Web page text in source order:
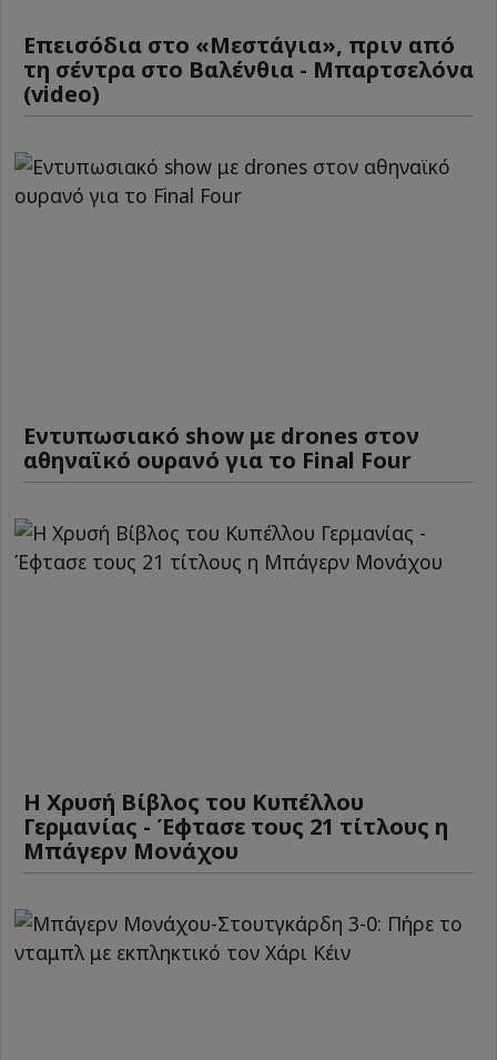
Επεισόδια στο «Μεστάγια», πριν από
τη σέντρα στο Βαλένθια - Μπαρτσελόνα
(video)
Εντυπωσιακό show με drones στον
αθηναϊκό ουρανό για το Final Four
Η Χρυσή Βίβλος του Κυπέλλου
Γερμανίας - Έφτασε τους 21 τίτλους η
Μπάγερν Μονάχου